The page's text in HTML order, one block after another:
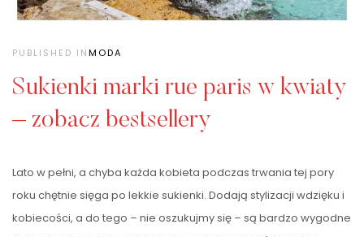
PUBLISHED INMODA
Sukienki marki rue paris w kwiaty
– zobacz bestsellery
Lato w pełni, a chyba każda kobieta podczas trwania tej pory
roku chętnie sięga po lekkie sukienki. Dodają stylizacji wdzięku i
kobiecości, a do tego – nie oszukujmy się – są bardzo wygodne